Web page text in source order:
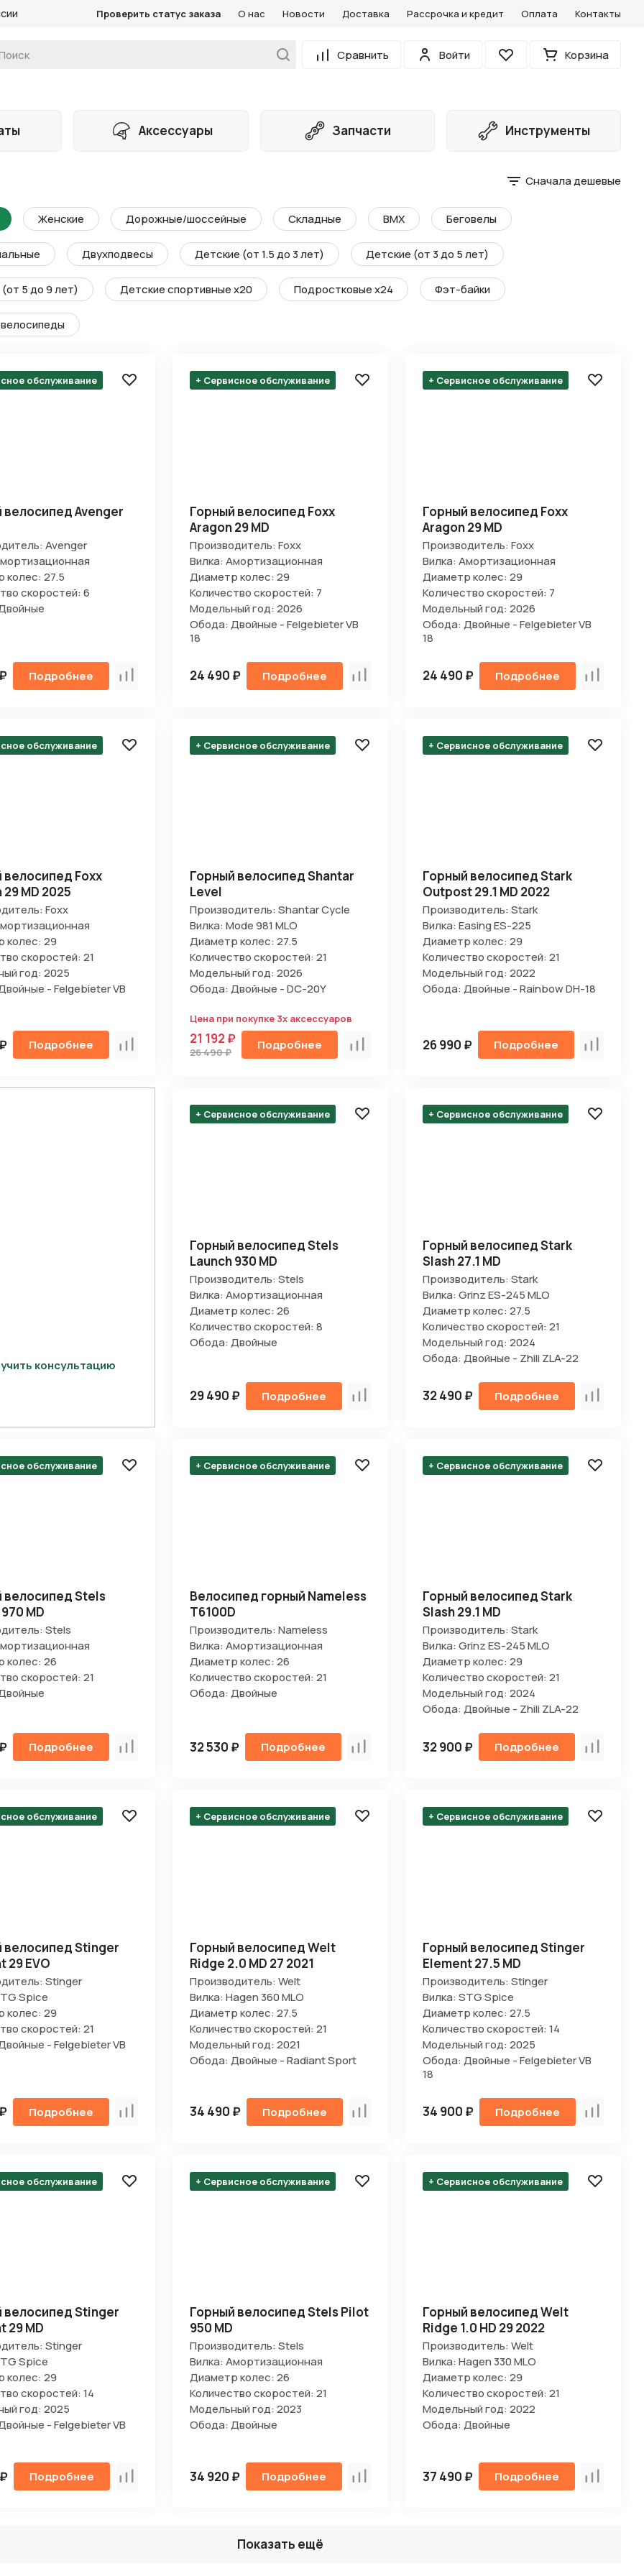
Проверить статус заказа О нас Новости Доставка Рассрочка и кредит Оплата Контакты
Сравнить
Войти
Избранное Корзина
Аксессуары Запчасти Инструменты
Сначала дешевые
Женские Дорожные/шоссейные Складные BMX Беговелы
Двухподвесы Детские (от 1.5 до 3 лет) Детские (от 3 до 5 лет)
5 до 9 лет) Детские спортивные х20 Подростковые х24 Фэт-байки
обслуживание
велосипед Avenger
Avenger
колес: 27.5
скоростей: 6
Подробнее Сравнить
+ Сервисное обслуживание
Горный велосипед Foxx
Aragon 29 MD
Производитель: Foxx
Вилка: Амортизационная
Диаметр колес: 29
Количество скоростей: 7
Модельный год: 2026
Обода: Двойные - Felgebieter VB
18
24 490 ₽ Подробнее Сравнить
+ Сервисное обслуживание
Горный велосипед Foxx
Aragon 29 MD
Производитель: Foxx
Вилка: Амортизационная
Диаметр колес: 29
Количество скоростей: 7
Модельный год: 2026
Обода: Двойные - Felgebieter VB
18
24 490 ₽ Подробнее Сравнить
обслуживание
велосипед Foxx
MD 2025
Foxx
колес: 29
скоростей: 21
год: 2025
- Felgebieter VB
Подробнее Сравнить
+ Сервисное обслуживание
Горный велосипед Shantar
Level
Производитель: Shantar Cycle
Вилка: Mode 981 MLO
Диаметр колес: 27.5
Количество скоростей: 21
Модельный год: 2026
Обода: Двойные - DC-20Y
Цена при покупке 3х аксессуаров
21 192 ₽
26 490 ₽ Подробнее Сравнить
+ Сервисное обслуживание
Горный велосипед Stark
Outpost 29.1 MD 2022
Производитель: Stark
Вилка: Easing ES-225
Диаметр колес: 29
Количество скоростей: 21
Модельный год: 2022
Обода: Двойные - Rainbow DH-18
26 990 ₽ Подробнее Сравнить
консультацию
+ Сервисное обслуживание
Горный велосипед Stels
Launch 930 MD
Производитель: Stels
Вилка: Амортизационная
Диаметр колес: 26
Количество скоростей: 8
Обода: Двойные
29 490 ₽ Подробнее Сравнить
+ Сервисное обслуживание
Горный велосипед Stark
Slash 27.1 MD
Производитель: Stark
Вилка: Grinz ES-245 MLO
Диаметр колес: 27.5
Количество скоростей: 21
Модельный год: 2024
Обода: Двойные - Zhili ZLA-22
32 490 ₽ Подробнее Сравнить
обслуживание
велосипед Stels
MD
Stels
колес: 26
скоростей: 21
Подробнее Сравнить
+ Сервисное обслуживание
Велосипед горный Nameless
T6100D
Производитель: Nameless
Вилка: Амортизационная
Диаметр колес: 26
Количество скоростей: 21
Обода: Двойные
32 530 ₽ Подробнее Сравнить
+ Сервисное обслуживание
Горный велосипед Stark
Slash 29.1 MD
Производитель: Stark
Вилка: Grinz ES-245 MLO
Диаметр колес: 29
Количество скоростей: 21
Модельный год: 2024
Обода: Двойные - Zhili ZLA-22
32 900 ₽ Подробнее Сравнить
обслуживание
велосипед Stinger
29 EVO
Stinger
Spice
колес: 29
скоростей: 21
- Felgebieter VB
Подробнее Сравнить
+ Сервисное обслуживание
Горный велосипед Welt
Ridge 2.0 MD 27 2021
Производитель: Welt
Вилка: Hagen 360 MLO
Диаметр колес: 27.5
Количество скоростей: 21
Модельный год: 2021
Обода: Двойные - Radiant Sport
34 490 ₽ Подробнее Сравнить
+ Сервисное обслуживание
Горный велосипед Stinger
Element 27.5 MD
Производитель: Stinger
Вилка: STG Spice
Диаметр колес: 27.5
Количество скоростей: 14
Модельный год: 2025
Обода: Двойные - Felgebieter VB
18
34 900 ₽ Подробнее Сравнить
обслуживание
велосипед Stinger
29 MD
Stinger
Spice
колес: 29
скоростей: 14
год: 2025
- Felgebieter VB
Подробнее Сравнить
+ Сервисное обслуживание
Горный велосипед Stels Pilot
950 MD
Производитель: Stels
Вилка: Амортизационная
Диаметр колес: 26
Количество скоростей: 21
Модельный год: 2023
Обода: Двойные
34 920 ₽ Подробнее Сравнить
+ Сервисное обслуживание
Горный велосипед Welt
Ridge 1.0 HD 29 2022
Производитель: Welt
Вилка: Hagen 330 MLO
Диаметр колес: 29
Количество скоростей: 21
Модельный год: 2022
Обода: Двойные
37 490 ₽ Подробнее Сравнить
Показать ещё
кнопку “Отправить заявку”, вы даетесогласие на обработку